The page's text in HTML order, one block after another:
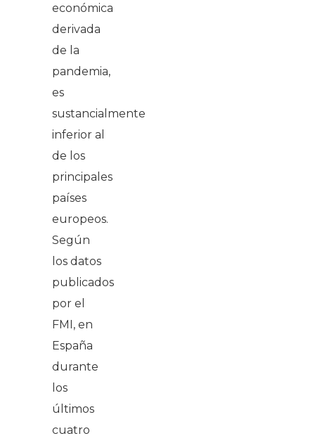
económica
derivada
de la
pandemia,
es
sustancialmente
inferior al
de los
principales
países
europeos.
Según
los datos
publicados
por el
FMI, en
España
durante
los
últimos
cuatro